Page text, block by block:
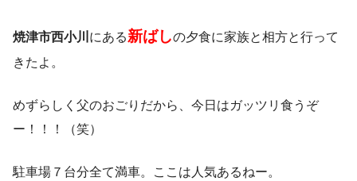
焼津市西小川 にある新ばしの夕食に家族と相方と行って
きたよ。
めずらしく父のおごりだから、今日はガッツリ食うぞ
ー！！！（笑）
駐車場７台分全て満車。ここは人気あるねー。